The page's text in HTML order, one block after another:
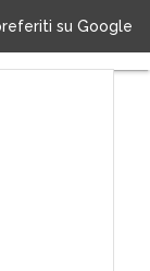
su Google
cosa